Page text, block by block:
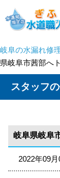
岐阜の水漏れ修
県岐阜市茜部へ
スタッフ
岐阜県岐阜
2022年09